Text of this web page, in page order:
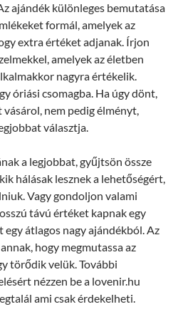
ajándék különleges bemutatása
formál, amelyek az
extra értéket adjanak. Írjon
amelyek az életben
nagyra értékelik.
óriási csomagba. Ha úgy dönt,
nem pedig élményt,
választja.
a legjobbat, gyűjtsön össze
hálásak lesznek a lehetőségért,
Vagy gondoljon valami
távú értéket kapnak egy
átlagos nagy ajándékból. Az
hogy megmutassa az
törődik velük. További
nézzen be a lovenir.hu
ami csak érdekelheti.